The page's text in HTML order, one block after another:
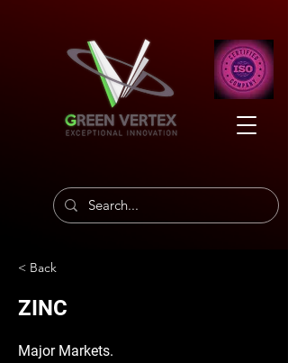
< Back
ZINC
Major Markets.